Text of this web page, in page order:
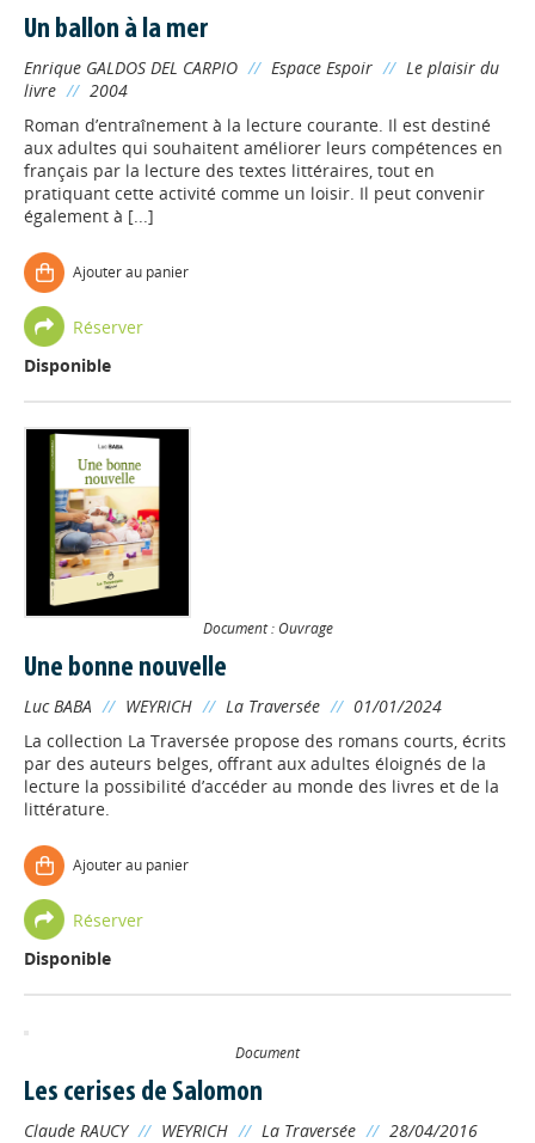
Un ballon à la mer
Enrique GALDOS DEL CARPIO // Espace Espoir // Le plaisir du
livre // 2004
Roman d’entraînement à la lecture courante. Il est destiné
aux adultes qui souhaitent améliorer leurs compétences en
français par la lecture des textes littéraires, tout en
pratiquant cette activité comme un loisir. Il peut convenir
également à [...]
Ajouter au panier
Réserver
Disponible
Document : Ouvrage
Une bonne nouvelle
Luc BABA // WEYRICH // La Traversée // 01/01/2024
La collection La Traversée propose des romans courts, écrits
par des auteurs belges, offrant aux adultes éloignés de la
lecture la possibilité d’accéder au monde des livres et de la
littérature.
Ajouter au panier
Réserver
Disponible
Document
Les cerises de Salomon
Claude RAUCY // WEYRICH // La Traversée // 28/04/2016